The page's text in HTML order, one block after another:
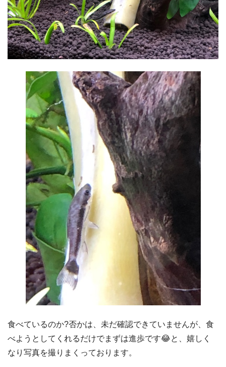
食べているのか?否かは、未だ確認できていませんが、食
べようとしてくれるだけでまずは進歩です😂と、嬉しく
なり写真を撮りまくっております。